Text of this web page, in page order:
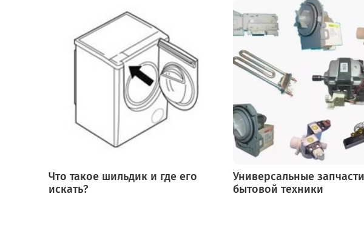
Что такое шильдик и где его
искать?
Универсальные
бытовой техники